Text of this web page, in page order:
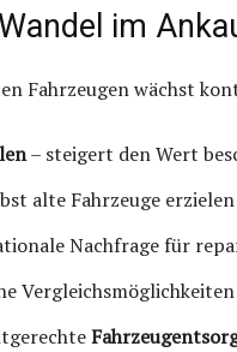
im
Fahrzeugen wächst
– steigert den Wert
alte Fahrzeuge
Nachfrage für